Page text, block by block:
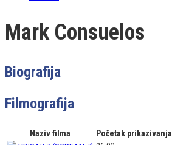
Mark Consuelos
Biografija
Filmografija
Naziv filma
Početak prikazivanja